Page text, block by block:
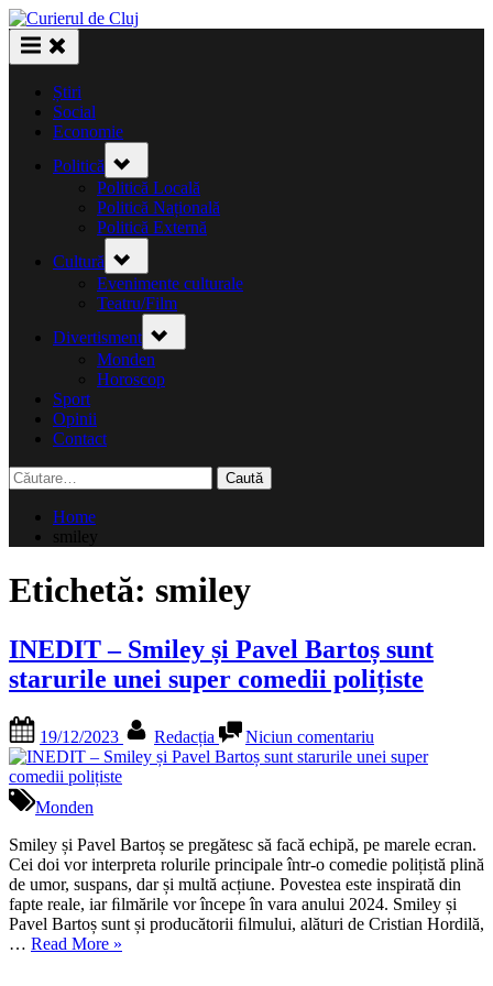
Skip
to
content
Știri
Social
Economie
Politică
sub-
menu
Politică Locală
Politică Națională
Politică Externă
Cultură
sub-
menu
Evenimente culturale
Teatru/Film
Divertisment sub-
menu
Monden
Horoscop
Sport
Opinii
Contact
Caută
după:
Home
smiley
Etichetă: smiley
INEDIT – Smiley și Pavel Bartoș sunt
starurile unei super comedii polițiste
on
19/12/2023 Redacția Niciun comentariuINEDIT
–
Bartoș
sunt
starurile
unei
super
Monden
Smiley și Pavel Bartoș se pregătesc să facă echipă, pe marele ecran.
Cei doi vor interpreta rolurile principale într-o comedie polițistă plină
de umor, suspans, dar și multă acțiune. Povestea este inspirată din
fapte reale, iar ﬁlmările vor începe în vara anului 2024. Smiley și
Pavel Bartoș sunt și producătorii ﬁlmului, alături de Cristian Hordilă,
… Read More„INEDIT
»